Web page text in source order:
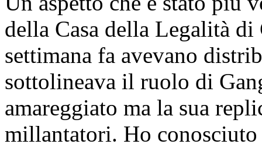
della Casa della Legalità
settimana fa avevano
sottolineava il ruolo di
amareggiato ma la sua
millantatori. Ho